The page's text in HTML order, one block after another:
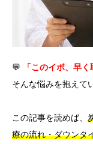
💬
「このイボ、早
そんな悩みを抱えて
この記事を読めば、
療の流れ・ダウンタ